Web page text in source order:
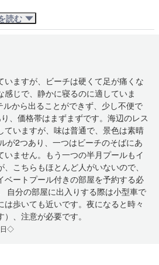
読む
いますが、ビーチは硬くて足が痛くな
感じで、静かに寝るのに適していま
から出ることができず、少し不便で
、価格帯はまずまずです。海辺のレス
ていますが、味は普通で、景色は素晴
が2つあり、一つはビーチのそばにあ
いません。もう一つの半月プールもイ
こちらもほとんど人がいないので、
ベートプール付きの部屋を予約する必
自分の部屋に出入りする際は小型車で
歩いても近いです。夜になると時々
、注意が必要です。
日◇